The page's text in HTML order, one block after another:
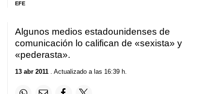
EFE
Algunos medios estadounidenses de
comunicación lo califican de «sexista» y
«pederasta».
13 abr 2011 . Actualizado a las 16:39 h.